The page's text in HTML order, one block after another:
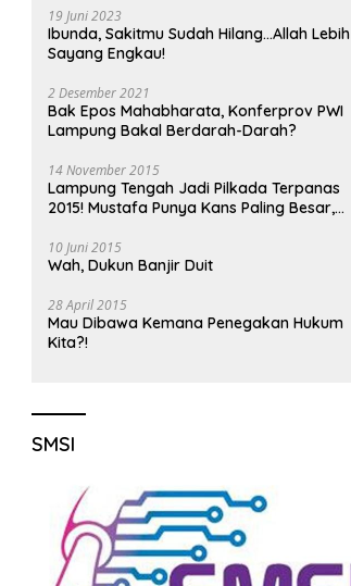
19 Juni 2023
Ibunda, Sakitmu Sudah Hilang…Allah Lebih
Sayang Engkau!
2 Desember 2021
Bak Epos Mahabharata, Konferprov PWI
Lampung Bakal Berdarah-Darah?
14 November 2015
Lampung Tengah Jadi Pilkada Terpanas
2015! Mustafa Punya Kans Paling Besar,
10 Juni 2015
Wah, Dukun Banjir Duit
28 April 2015
Mau Dibawa Kemana Penegakan Hukum
Kita?!
SMSI